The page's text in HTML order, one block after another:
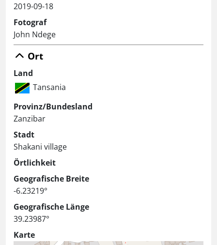
2019-09-18
Fotograf
John Ndege
Ort
Land
Tansania
Provinz/Bundesland
Zanzibar
Stadt
Shakani village
Örtlichkeit
Geografische Breite
-6.23219°
Geografische Länge
39.23987°
Karte